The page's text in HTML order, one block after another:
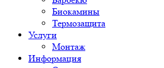
Биокамины
Термозащита
Услуги
Монтаж
Информация